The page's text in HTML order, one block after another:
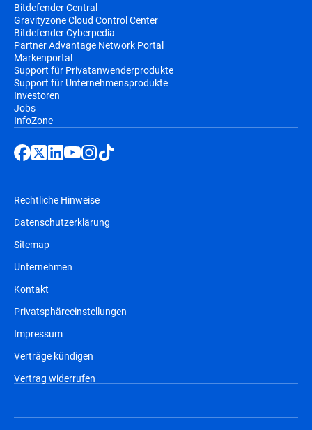
Bitdefender Central
Gravityzone Cloud Control Center
Bitdefender Cyberpedia
Partner Advantage Network Portal
Markenportal
Support für Privatanwenderprodukte
Support für Unternehmensprodukte
Investoren
Jobs
InfoZone
Rechtliche Hinweise
Datenschutzerklärung
Sitemap
Unternehmen
Kontakt
Privatsphäreeinstellungen
Impressum
Verträge kündigen
Vertrag widerrufen